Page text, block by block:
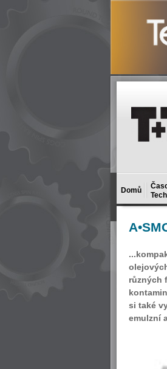
Domů
různých
si také
emulzní